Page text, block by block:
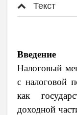
Текст
Введение
Налоговый
с налоговой
как
доходной